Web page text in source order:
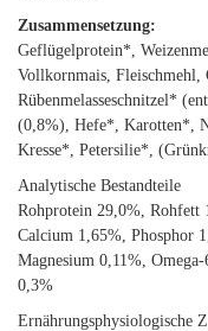
Zusammensetzung:
Geflügelprotein*,
Vollkornmais,
Rübenmelasseschnitzel*
(0,8%), Hefe*, Karotten*,
Kresse*, Petersilie*,
Analytische Bestandteile
Rohprotein 29,0%, Rohfett
Calcium 1,65%, Phosphor
Magnesium 0,11%,
0,3%
Ernährungsphysiologische